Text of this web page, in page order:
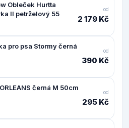
Obleček Hurtta
II petrželový 55
od
2 179 Kč
pro psa Stormy černá
od
390 Kč
černá M 50cm
od
295 Kč